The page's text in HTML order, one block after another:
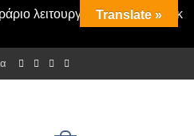
λειτουργίας Δευτ - Παρασκ
Translate »